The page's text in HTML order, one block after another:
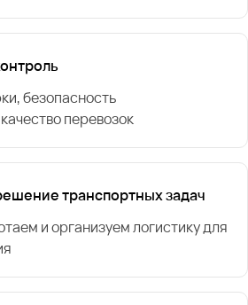
безопасность
перевозок
транспортных задач
и организуем логистику для